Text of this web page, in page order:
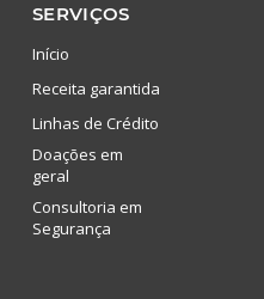
SERVIÇOS
Início
Receita garantida
Linhas de Crédito
Doações em
geral
Consultoria em
Segurança